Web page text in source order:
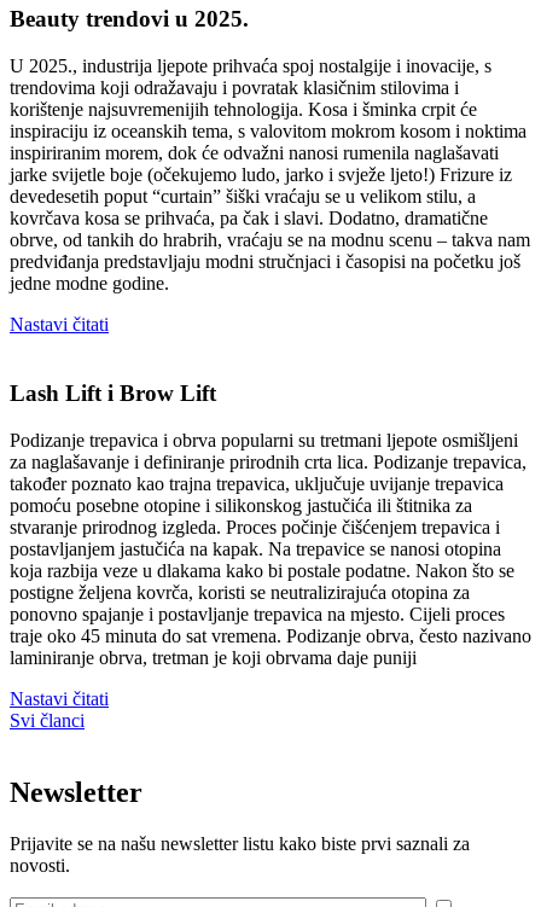
Beauty trendovi u 2025.
U 2025., industrija ljepote prihvaća spoj nostalgije i inovacije, s
trendovima koji odražavaju i povratak klasičnim stilovima i
korištenje najsuvremenijih tehnologija. Kosa i šminka crpit će
inspiraciju iz oceanskih tema, s valovitom mokrom kosom i noktima
inspiriranim morem, dok će odvažni nanosi rumenila naglašavati
jarke svijetle boje (očekujemo ludo, jarko i svježe ljeto!) Frizure iz
devedesetih poput “curtain” šiški vraćaju se u velikom stilu, a
kovrčava kosa se prihvaća, pa čak i slavi. Dodatno, dramatične
obrve, od tankih do hrabrih, vraćaju se na modnu scenu – takva nam
predviđanja predstavljaju modni stručnjaci i časopisi na početku još
jedne modne godine.
Nastavi čitati
Lash Lift i Brow Lift
Podizanje trepavica i obrva popularni su tretmani ljepote osmišljeni
za naglašavanje i definiranje prirodnih crta lica. Podizanje trepavica,
također poznato kao trajna trepavica, uključuje uvijanje trepavica
pomoću posebne otopine i silikonskog jastučića ili štitnika za
stvaranje prirodnog izgleda. Proces počinje čišćenjem trepavica i
postavljanjem jastučića na kapak. Na trepavice se nanosi otopina
koja razbija veze u dlakama kako bi postale podatne. Nakon što se
postigne željena kovrča, koristi se neutralizirajuća otopina za
ponovno spajanje i postavljanje trepavica na mjesto. Cijeli proces
traje oko 45 minuta do sat vremena. Podizanje obrva, često nazivano
laminiranje obrva, tretman je koji obrvama daje puniji
Nastavi čitati
Svi članci
Newsletter
Prijavite se na našu newsletter listu kako biste prvi saznali za
novosti.